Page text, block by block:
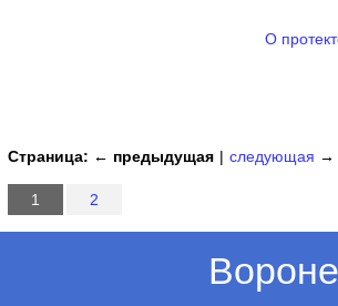
О
Страница: ← предыдущая | следующая →
1 2